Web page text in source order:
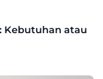
Kebutuhan atau